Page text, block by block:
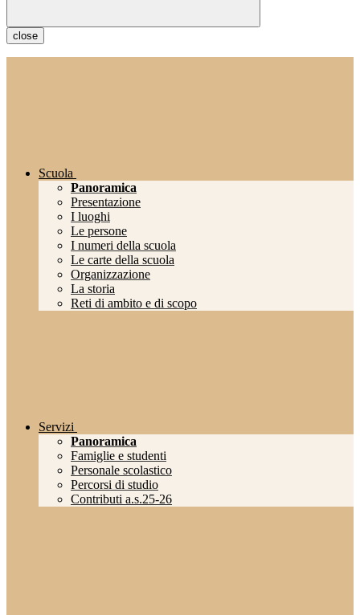
close
Scuola
Panoramica
Presentazione
I luoghi
Le persone
I numeri della scuola
Le carte della scuola
Organizzazione
La storia
Reti di ambito e di scopo
Servizi
Panoramica
Famiglie e studenti
Personale scolastico
Percorsi di studio
Contributi a.s.25-26